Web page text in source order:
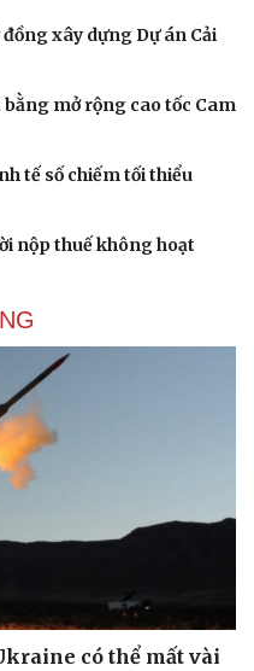
Đời sống
Nhà đẹp
Blog
Tình yêu - Gia đình
xây dựng Dự án Cải
mở rộng cao tốc Cam
tế số chiếm tối thiểu
nộp thuế không hoạt
có thể mất vài